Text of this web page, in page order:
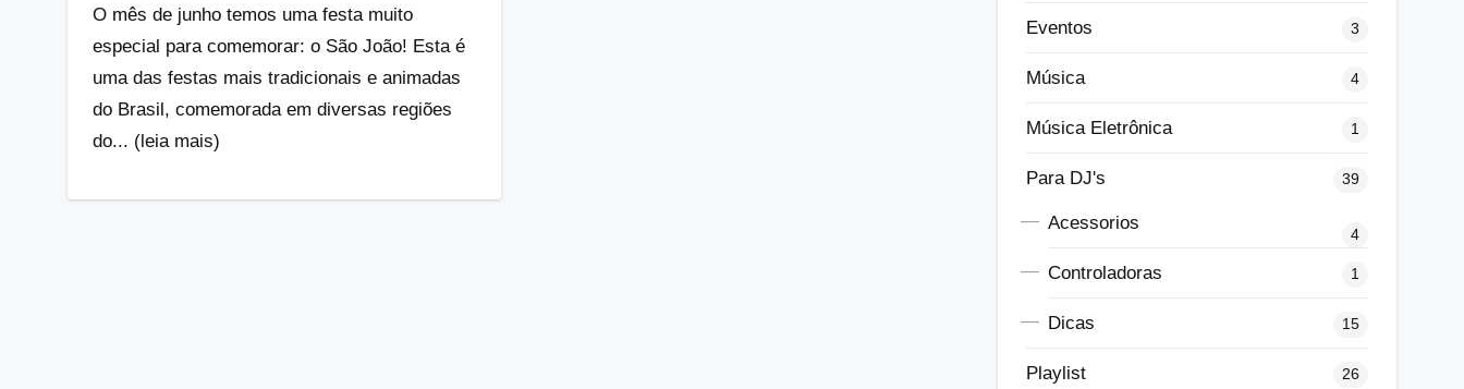
O mês de junho temos uma festa muito
especial para comemorar: o São João! Esta é
uma das festas mais tradicionais e animadas
do Brasil, comemorada em diversas regiões
do... (leia mais)
Eventos 3
Música 4
Música Eletrônica 1
Para DJ's 39
Acessorios
4
Controladoras 1
Dicas 15
Playlist 26